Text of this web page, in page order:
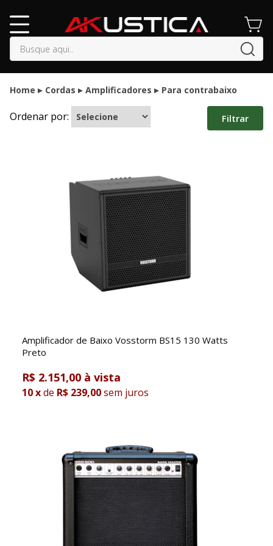
buscar
Home Cordas Amplificadores Para contrabaixo
Ordenar por: Filtrar
Amplificador de Baixo Vosstorm BS15 130 Watts
Preto
R$ 2.151,00
10xde R$ 239,00sem juros